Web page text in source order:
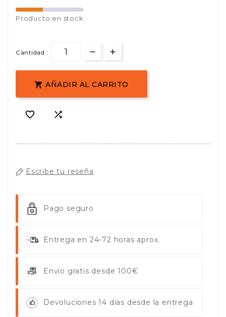
Producto en stock
Cantidad :
 AÑADIR AL CARRITO
 
Escribe tu reseña
Pago seguro
Entrega en 24-72 horas aprox.
Envío gratis desde 100€
Devoluciones 14 días desde la entrega